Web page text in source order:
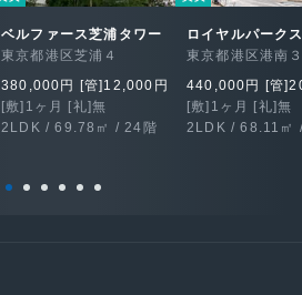
ベルファース芝浦タワー
東京都港区芝浦４
380,000円 [管]12,000円
[敷]1ヶ月 [礼]無
2LDK / 69.78㎡ / 24階
ロイヤルパーク
東京都港区港南
440,000円 [管
[敷]1ヶ月 [礼]無
2LDK / 68.11㎡